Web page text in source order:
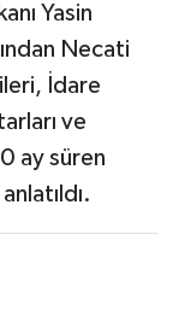
Yasin
Necati
İdare
ve
ay süren